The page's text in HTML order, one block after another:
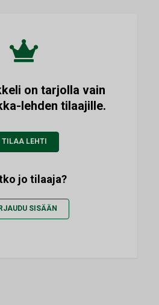
on tarjolla vain
lehden tilaajille.
TILAA LEHTI
jo tilaaja?
SISÄÄN